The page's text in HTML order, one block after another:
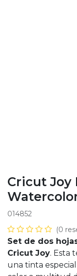
Cricut Joy
014852
(0
Set de dos
Cricut Joy. Esta
una tinta